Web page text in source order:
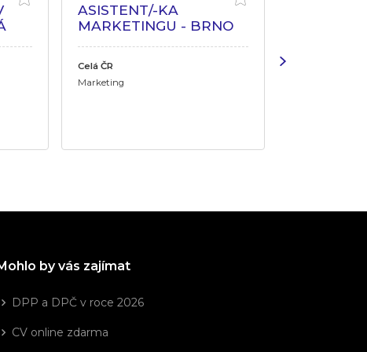
ASISTENT/-KA
MARKETINGU - BRNO
Celá ČR
Marketing
by vás zajímat
DPP a DPČ v roce 2026
CV online zdarma